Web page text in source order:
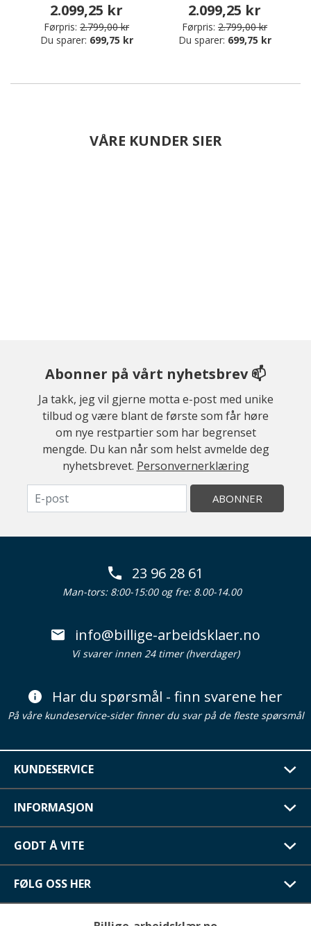
2.099,25 kr
Førpris: 2.799,00 kr
Du sparer: 699,75 kr
2.099,25 kr
Førpris: 2.799,00 kr
Du sparer: 699,75 kr
VÅRE KUNDER SIER
Abonner på vårt nyhetsbrev 📫
Ja takk, jeg vil gjerne motta e-post med unike
tilbud og være blant de første som får høre
om nye restpartier som har begrenset
mengde. Du kan når som helst avmelde deg
nyhetsbrevet. Personvernerklæring
ABONNER
23 96 28 61
Man-tors: 8:00-15:00 og fre: 8.00-14.00
info@billige-arbeidsklaer.no
Vi svarer innen 24 timer (hverdager)
Har du spørsmål - finn svarene her
På våre kundeservice-sider finner du svar på de fleste spørsmål
KUNDESERVICE
INFORMASJON
GODT Å VITE
FØLG OSS HER